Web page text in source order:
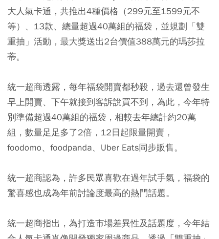
大人氣卡通，共推出4種價格（299元至1599元不
等）、13款、總量超過40萬組的福袋，並規劃「雙
重抽」活動，最大獎送出2台價值388萬元的瑪莎拉
蒂。
統一超商透露，每年福袋開賣都秒殺，過去還曾發生
早上開賣、下午就接到客訴說買不到，為此，今年特
別準備超過40萬組的福袋，相較去年總計約20萬
組，數量足足多了2倍，12日起限量開賣，
foodomo、foodpanda、Uber Eats同步販售。
統一超商認為，許多民眾喜歡在過年試手氣，福袋的
驚喜感也成為年前討論度最高的熱門話題。
統一超商指出，為打造市場差異性及話題度，今年結